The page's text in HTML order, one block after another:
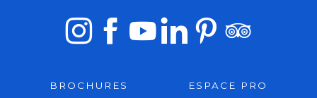
BROCHURES ESPACE PRO